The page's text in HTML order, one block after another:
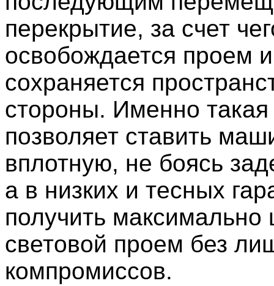
перекрытие, за счет
освобождается проем и
сохраняется
стороны. Именно такая
позволяет ставить
вплотную, не боясь
а в низких и тесных
получить максимально
световой проем без
компромиссов.